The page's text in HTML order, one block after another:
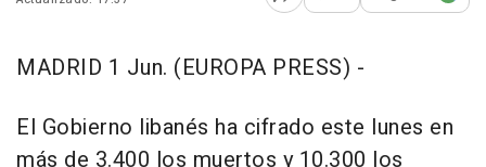
MADRID 1 Jun. (EUROPA PRESS) -
El Gobierno libanés ha cifrado este lunes en
más de 3.400 los muertos y 10.300 los